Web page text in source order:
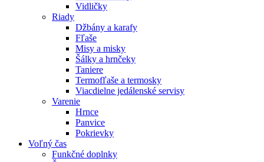
Vidličky
Riady
Džbány a karafy
Fľaše
Misy a misky
Šálky a hrnčeky
Taniere
Termofľaše a termosky
Viacdielne jedálenské servisy
Varenie
Hrnce
Panvice
Pokrievky
Voľný čas
Funkčné doplnky